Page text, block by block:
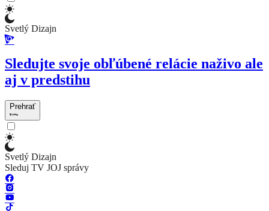
Svetlý Dizajn
Sledujte svoje obľúbené relácie naživo ale
aj v predstihu
Prehrať
Svetlý Dizajn
Sleduj TV JOJ správy